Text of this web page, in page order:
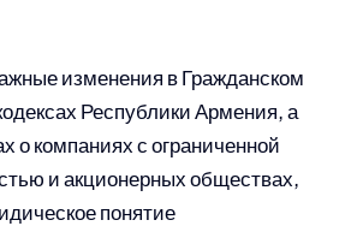
изменения в Гражданском
Республики Армения, а
о компаниях с ограниченной
и акционерных обществах,
понятие